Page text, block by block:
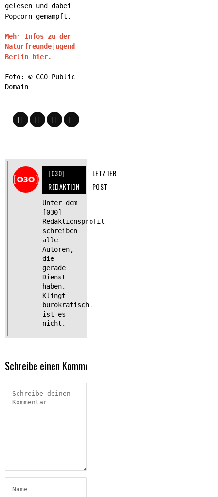
gelesen und dabei
Popcorn gemampft.
Mehr Infos zu der
Naturfreundejugend
Berlin hier.
Foto: © CC0 Public
Domain
[030]
REDAKTION
LETZTER
POST
Unter dem
[030]
Redaktionsprofil
schreiben
alle
Autoren,
die
gerade
Dienst
haben.
Klingt
bürokratisch,
ist es
nicht.
Schreibe einen Kommentar